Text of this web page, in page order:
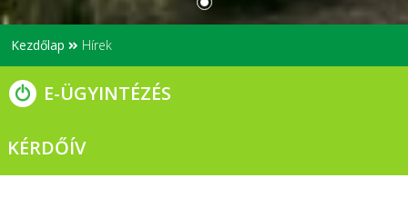
Kezdőlap Hírek
E-ÜGYINTÉZÉS
KÉRDŐÍV